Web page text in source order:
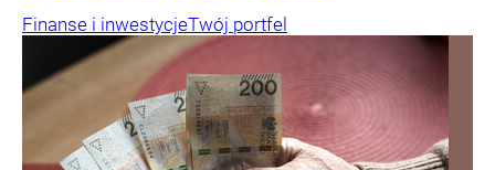
Finanse i inwestycjeTwój portfel